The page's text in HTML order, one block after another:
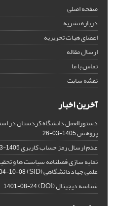
صفحه اصلی
درباره نشریه
اعضای هیات تحریریه
ارسال مقاله
تماس با ما
نقشه سایت
آخرین اخبار
دستورالعمل دانشگاه کردستان در
پژوهش1405-03-26
عدم ارسال رمز حساب کاربری1405-03-17
نمایه سازی فصلنامه سیاست ها و
علمی جهاددانشگاهی (SID) 10-08
شناسه دیجیتال (DOI) 1401-08-24